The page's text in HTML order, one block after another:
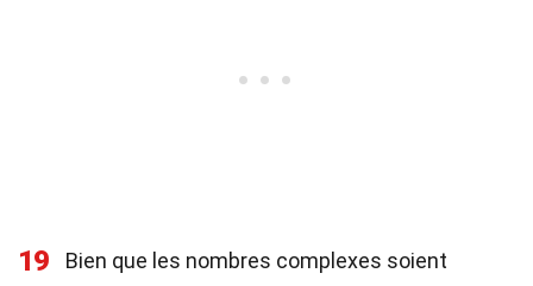
19
Bien que les nombres complexes soient